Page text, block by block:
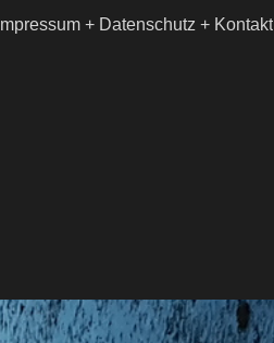
Impressum + Datenschutz + Kontakt